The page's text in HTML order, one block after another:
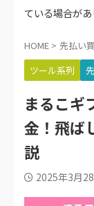
ている場合があ
HOME > 先払い
ツール系列
まるこギ
金！飛ば
説
2025年3月